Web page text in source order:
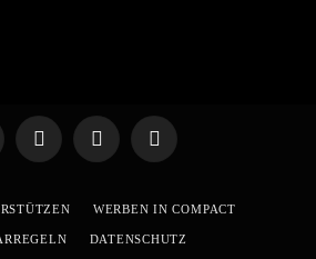
WhatsApp
X
YouTube
WERBEN IN COMPACT
DATENSCHUTZ